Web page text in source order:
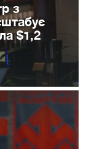
з
$1,2